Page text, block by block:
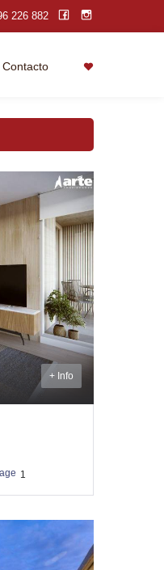
226 882
Contacto
+ Info
1